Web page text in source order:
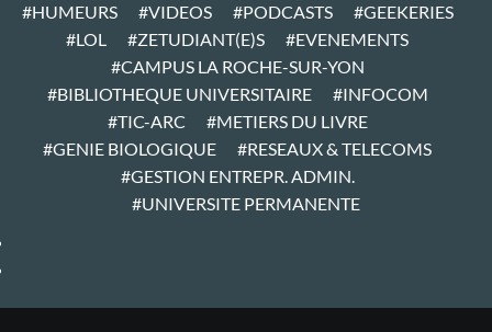
#HUMEURS
#VIDEOS #PODCASTS
#GEEKERIES
#LOL
#ZETUDIANT(E)S
#EVENEMENTS
#CAMPUS LA ROCHE-SUR-YON
#BIBLIOTHEQUE UNIVERSITAIRE
#INFOCOM
#TIC-ARC
#METIERS DU LIVRE
#GENIE BIOLOGIQUE
#RESEAUX & TELECOMS
#GESTION ENTREPR. ADMIN.
#UNIVERSITE PERMANENTE